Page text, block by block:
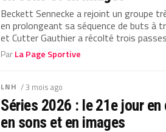
Beckett Sennecke a rejoint un groupe
en prolongeant sa séquence de buts à
et Cutter Gauthier a récolté trois
ParLa Page Sportive
LNH / 3 mois ago
Séries 2026 : le 21e jour
en sons et en images